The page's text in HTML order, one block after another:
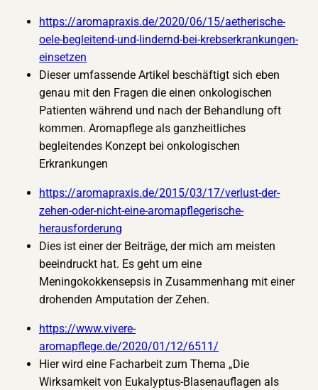
https://aromapraxis.de/2020/06/15/aetherische-
oele-begleitend-und-lindernd-bei-krebserkrankungen-
einsetzen
Dieser umfassende Artikel beschäftigt sich eben
genau mit den Fragen die einen onkologischen
Patienten während und nach der Behandlung oft
kommen. Aromapflege als ganzheitliches
begleitendes Konzept bei onkologischen
Erkrankungen
https://aromapraxis.de/2015/03/17/verlust-der-
zehen-oder-nicht-eine-aromapflegerische-
herausforderung
Dies ist einer der Beiträge, der mich am meisten
beeindruckt hat. Es geht um eine
Meningokokkensepsis in Zusammenhang mit einer
drohenden Amputation der Zehen.
https://www.vivere-
aromapflege.de/2020/01/12/6511/
Hier wird eine Facharbeit zum Thema „Die
Wirksamkeit von Eukalyptus-Blasenauflagen als